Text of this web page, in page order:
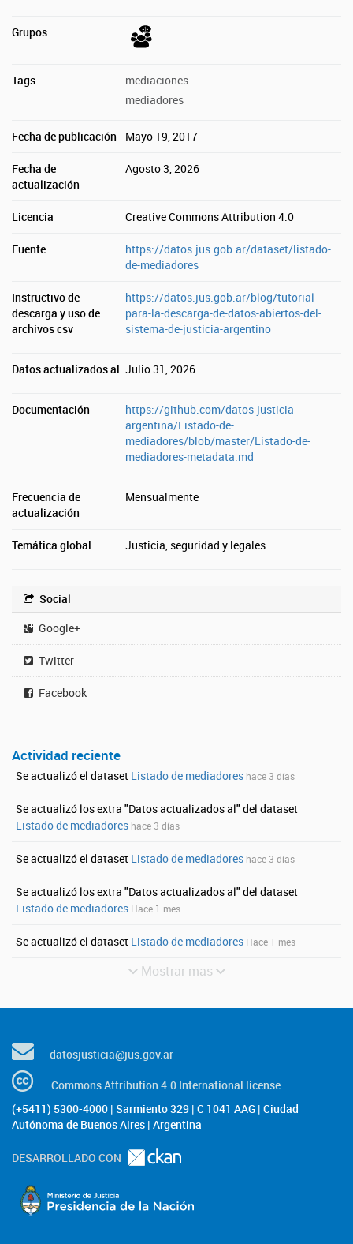
Grupos
Tags
mediaciones
mediadores
Fecha de publicación Mayo 19, 2017
Fecha de
actualización
Agosto 3, 2026
Licencia Creative Commons Attribution 4.0
Fuente
https://datos.jus.gob.ar/dataset/listado-
de-mediadores
Instructivo de
descarga y uso de
archivos csv
https://datos.jus.gob.ar/blog/tutorial-
para-la-descarga-de-datos-abiertos-del-
sistema-de-justicia-argentino
Datos actualizados al Julio 31, 2026
Documentación
https://github.com/datos-justicia-
argentina/Listado-de-
mediadores/blob/master/Listado-de-
mediadores-metadata.md
Frecuencia de
actualización
Mensualmente
Temática global Justicia, seguridad y legales
Social
Google+
Twitter
Facebook
Actividad reciente
Se actualizó el dataset Listado de mediadores hace 3 días
Se actualizó los extra "Datos actualizados al" del dataset
Listado de mediadores hace 3 días
Se actualizó el dataset Listado de mediadores hace 3 días
Se actualizó los extra "Datos actualizados al" del dataset
Listado de mediadores Hace 1 mes
Se actualizó el dataset Listado de mediadores Hace 1 mes
Mostrar mas
datosjusticia@jus.gov.ar
Commons Attribution 4.0 International license
(+5411) 5300-4000 | Sarmiento 329 | C 1041 AAG | Ciudad
Autónoma de Buenos Aires | Argentina
DESARROLLADO CON